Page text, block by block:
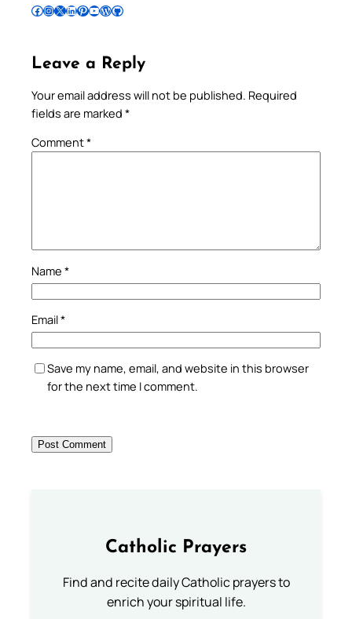
Follow Pradeep on Facebook Follow Pradeep on InstagramFollow Pradeep on X Follow Pradeep on LinkedIn Follow Pradeep on Pinterest Subscribe to Pradeep’s Youtube Channel Follow Pradeep on WordPress Follow Pradeep on GitHub
Leave a Reply
Your email address will not be published. Required
fields are marked *
Comment*
Name *
Email*
Save my name, email, and website in this browser
for the next time I comment.
Catholic Prayers
Find and recite daily Catholic prayers to
enrich your spiritual life.